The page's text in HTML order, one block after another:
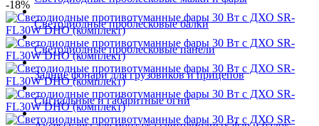
Светодиодные проблесковые балки
Светодиодные проблесковые панели
Задние фонари для грузовиков и прицепов
Сигнальные и габаритные огни
-18%